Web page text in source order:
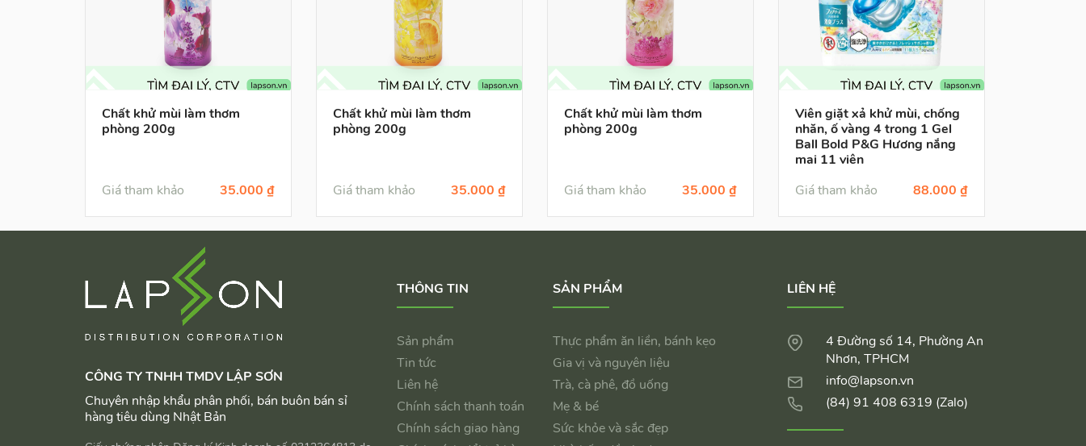
Chất khử mùi làm thơm
phòng 200g
Giá tham khảo 35.000 ₫
Chất khử mùi làm thơm
phòng 200g
Giá tham khảo 35.000 ₫
Chất khử mùi làm thơm
phòng 200g
Giá tham khảo 35.000 ₫
Viên giặt xả khử mùi, chống
nhăn, ố vàng 4 trong 1 Gel
Ball Bold P&G Hương nắng
mai 11 viên
Giá tham khảo
88.000 ₫
CÔNG TY TNHH TMDV LẬP SƠN
Chuyên nhập khẩu phân phối, bán buôn bán sỉ
hàng tiêu dùng Nhật Bản
THÔNG TIN
Sản phẩm
Tin tức
Liên hệ
Chính sách thanh toán
Chính sách giao hàng
SẢN PHẨM
Thực phẩm ăn liền, bánh kẹo
Gia vị và nguyên liệu
Trà, cà phê, đồ uống
Mẹ & bé
Sức khỏe và sắc đẹp
LIÊN HỆ
4 Đường số 14, Phường An
Nhơn, TPHCM
info@lapson.vn
(84) 91 408 6319 (Zalo)